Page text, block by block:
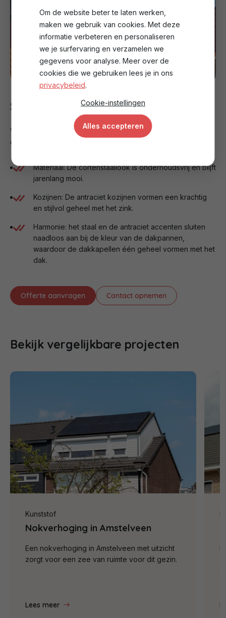
Stijlvol contrast
Voor de afwerking is gekozen voor een moderne uitstraling
die perfect past bij de woning:
Materiaal: De cortenstaallook is onderhoudsvrij en blijft
jarenlang mooi.
Kozijnen: De antraciet kozijnen vormen een krachtig
en stijlvol geheel met het zink.
Harmonie: het staal en de antraciet accenten sluiten
naadloos aan bij de kleur van de dakpannen,
waardoor de dakkapellen één geheel vormen met het
dak.
Offerte aanvragen Contact opnemen
Bekijk vergelijkbare projecten
Kunststof
Nokverhoging in Amstelveen
Een nokverhoging in Amstelveen met uitzicht
zorgt voor een zee van ruimte voor dit gezin.
Lees meer
Om de website beter te laten werken,
maken we gebruik van cookies. Met deze
informatie verbeteren en personaliseren
we je surfervaring en verzamelen we
gegevens voor analyse. Meer over de
cookies die we gebruiken lees je in ons
privacybeleid
Cookie-instellingen
Alles accepteren